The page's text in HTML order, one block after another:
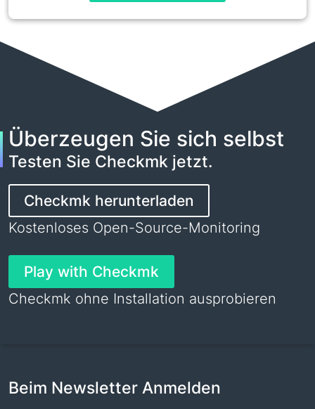
Überzeugen Sie sich selbst
Testen Sie Checkmk jetzt.
Checkmk herunterladen
Kostenloses Open-Source-Monitoring
Play with Checkmk
Checkmk ohne Installation ausprobieren
Beim Newsletter Anmelden